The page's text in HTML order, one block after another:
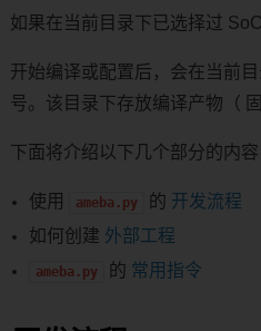
如果在当前目录下已选择过
开始编译或配置后，会在当前
号。该目录下存放编译产物（
下面将介绍以下几个部分的内容
使用 ameba.py 的 开发流程
如何创建 外部工程
ameba.py 的 常用指令